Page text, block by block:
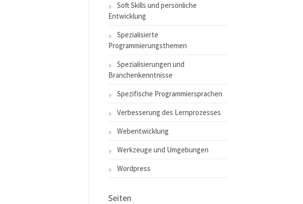
Soft Skills und persönliche
Entwicklung
Spezialisierte
Programmierungsthemen
Spezialisierungen und
Branchenkenntnisse
Spezifische Programmiersprachen
Verbesserung des Lernprozesses
Webentwicklung
Werkzeuge und Umgebungen
Wordpress
Seiten